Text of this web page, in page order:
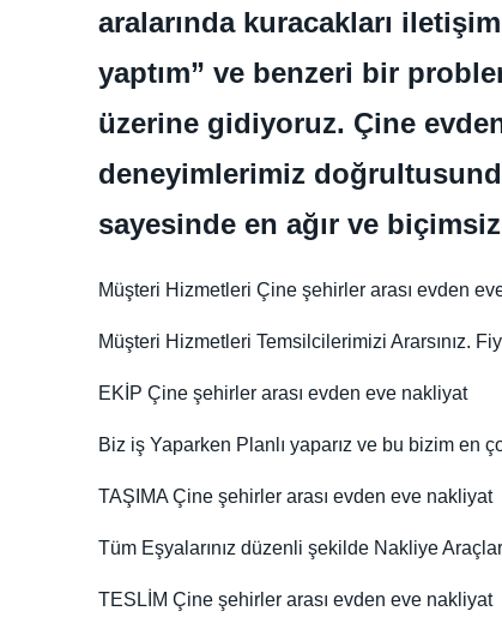
aralarında kuracakları
yaptım” ve benzeri bir
üzerine gidiyoruz. Çine
deneyimlerimiz
sayesinde en ağır ve
Müşteri Hizmetleri Çine şehirler arası evden
Müşteri Hizmetleri Temsilcilerimizi Ararsınız.
EKİP Çine şehirler arası evden eve nakliyat
Biz iş Yaparken Planlı yaparız ve bu bizim en
TAŞIMA Çine şehirler arası evden eve nakliyat
Tüm Eşyalarınız düzenli şekilde Nakliye
TESLİM Çine şehirler arası evden eve nakliyat